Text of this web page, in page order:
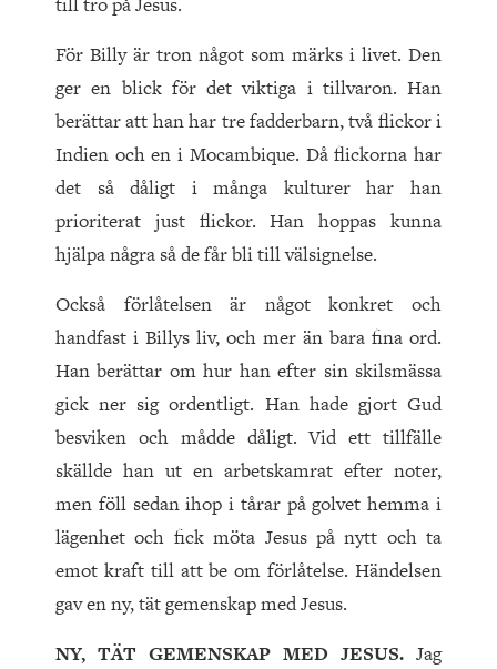
För Billy är tron något som märks i livet. Den
ger en blick för det viktiga i tillvaron. Han
berättar att han har tre fadderbarn, två flickor i
Indien och en i Mocambique. Då flickorna har
det så dåligt i många kulturer har han
prioriterat just flickor. Han hoppas kunna
hjälpa några så de får bli till välsignelse.
Också förlåtelsen är något konkret och
handfast i Billys liv, och mer än bara fina ord.
Han berättar om hur han efter sin skilsmässa
gick ner sig ordentligt. Han hade gjort Gud
besviken och mådde dåligt. Vid ett tillfälle
skällde han ut en arbetskamrat efter noter,
men föll sedan ihop i tårar på golvet hemma i
lägenhet och fick möta Jesus på nytt och ta
emot kraft till att be om förlåtelse. Händelsen
gav en ny, tät gemenskap med Jesus.
NY, TÄT GEMENSKAP MED JESUS. Jag